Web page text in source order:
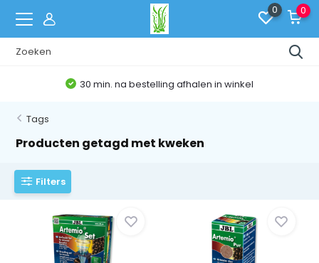
0 0
30 min. na bestelling afhalen in winkel
Tags
Producten getagd met kweken
Filters